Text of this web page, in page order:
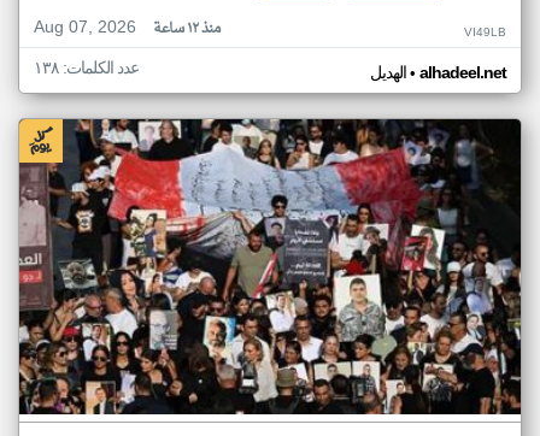
Aug 07, 2026
منذ ١٢ ساعة VI49LB
الهديل• alhadeel.net عدد الكلمات: ١٣٨